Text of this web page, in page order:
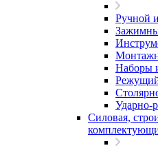
Ручной
Наборы
Ударно-
Силовая,